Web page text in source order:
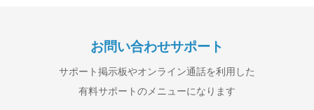
お問い合わせサポート
サポート掲示板やオンライン通話を利用した
有料サポートのメニューになります